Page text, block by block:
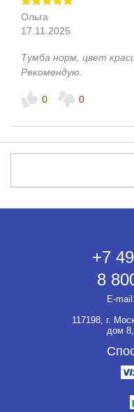
Ольга
17.11.2025
Тумба норм, цвет
Рекомендую.
0 0
+7
8
E-mail:
117198, г.
дом